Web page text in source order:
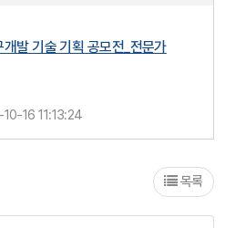
발 기술 기획 공모전_전문가
16 11:13:24
목록